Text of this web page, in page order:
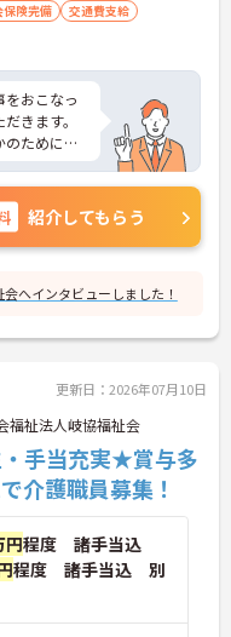
保険完備
交通費支給
おこなっ
きます。
ために」
ますので、
紹介してもらう
へインタビューしました！
更新日：2026年07月10日
福祉法人岐協福祉会
・手当充実★賞与多
介護職員募集！
円程度 諸手当込
程度 諸手当込 別